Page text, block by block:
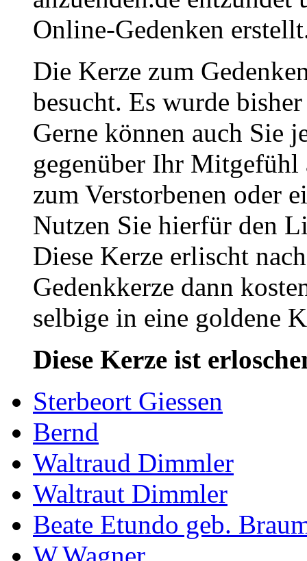
Online-Gedenken
Die Kerze zum
besucht. Es wurde
Gerne können auch Sie
gegenüber Ihr Mitgefühl
zum Verstorbenen oder
Nutzen Sie hierfür den
Diese Kerze erlischt
Gedenkkerze dann
selbige in eine goldene
Diese Kerze ist
Sterbeort Giessen
Bernd
Waltraud Dimmler
Waltraut Dimmler
Beate Etundo geb.